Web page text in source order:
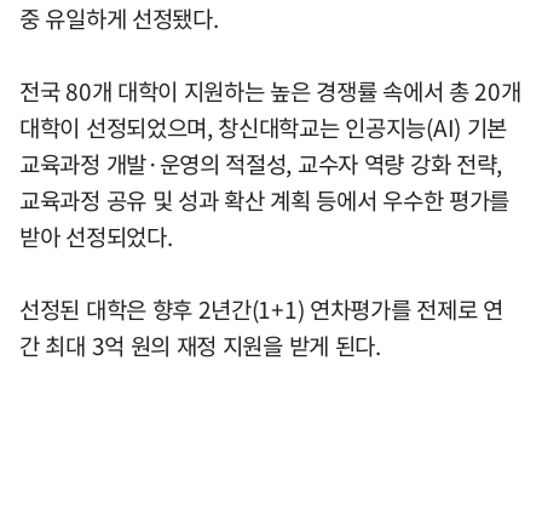
중 유일하게 선정됐다.
전국 80개 대학이 지원하는 높은 경쟁률 속에서 총 20개
대학이 선정되었으며, 창신대학교는 인공지능(AI) 기본
교육과정 개발·운영의 적절성, 교수자 역량 강화 전략,
교육과정 공유 및 성과 확산 계획 등에서 우수한 평가를
받아 선정되었다.
선정된 대학은 향후 2년간(1+1) 연차평가를 전제로 연
간 최대 3억 원의 재정 지원을 받게 된다.